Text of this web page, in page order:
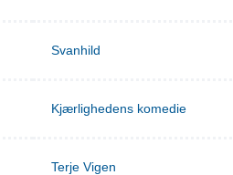
Svanhild
Kjærlighedens komedie
Terje Vigen